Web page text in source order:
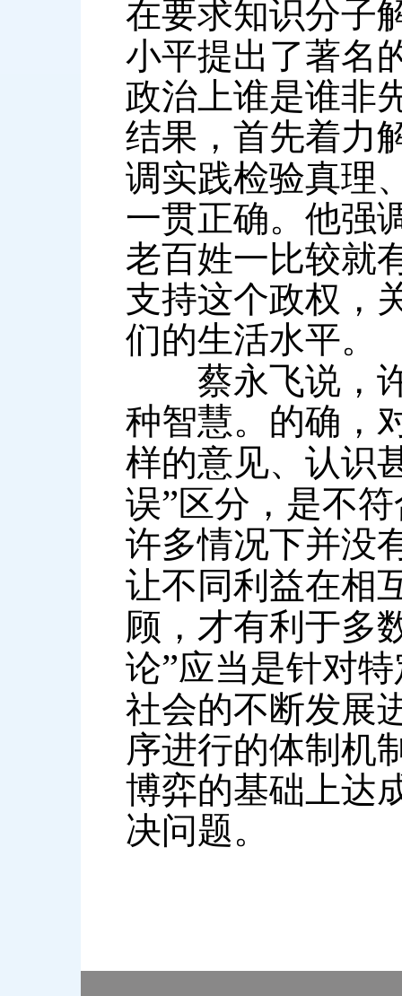
在要求知识分子
小平提出了著名
政治上谁是谁非
结果，首先着力
调实践检验真理
一贯正确。他强
老百姓一比较就
支持这个政权，
们的生活水平。
蔡永飞说，许
种智慧。的确，
样的意见、认识
误”区分，是不
许多情况下并没
让不同利益在相
顾，才有利于多
论”应当是针对
社会的不断发展
序进行的体制机
博弈的基础上达
决问题。